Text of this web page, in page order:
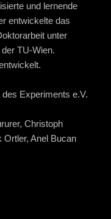
und lernende
entwickelte das
unter
TU-Wien.
Experiments e.V.
Christoph
Ortler, Anel Bucan